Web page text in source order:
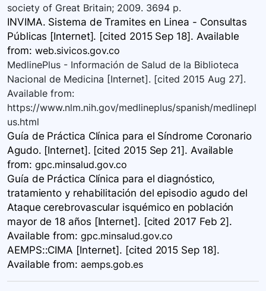
society of Great Britain; 2009. 3694 p.
INVIMA. Sistema de Tramites en Linea - Consultas
Públicas [Internet]. [cited 2015 Sep 18]. Available
from: web.sivicos.gov.co
MedlinePlus - Información de Salud de la Biblioteca
Nacional de Medicina [Internet]. [cited 2015 Aug 27].
Available from:
https://www.nlm.nih.gov/medlineplus/spanish/medlinepl
us.html
Guía de Práctica Clínica para el Síndrome Coronario
Agudo. [Internet]. [cited 2015 Sep 21]. Available
from: gpc.minsalud.gov.co
Guía de Práctica Clínica para el diagnóstico,
tratamiento y rehabilitación del episodio agudo del
Ataque cerebrovascular isquémico en población
mayor de 18 años​ [Internet]. [cited 2017 Feb 2].
Available from: gpc.minsalud.gov.co
AEMPS::CIMA [Internet]. [cited 2015 Sep 18].
Available from: aemps.gob.es